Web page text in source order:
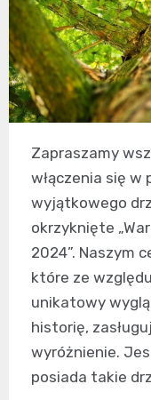
Zapraszamy
włączenia się w
wyjątkowego
okrzyknięte
2024”. Naszym
które ze
unikatowy
historię,
wyróżnienie.
posiada takie